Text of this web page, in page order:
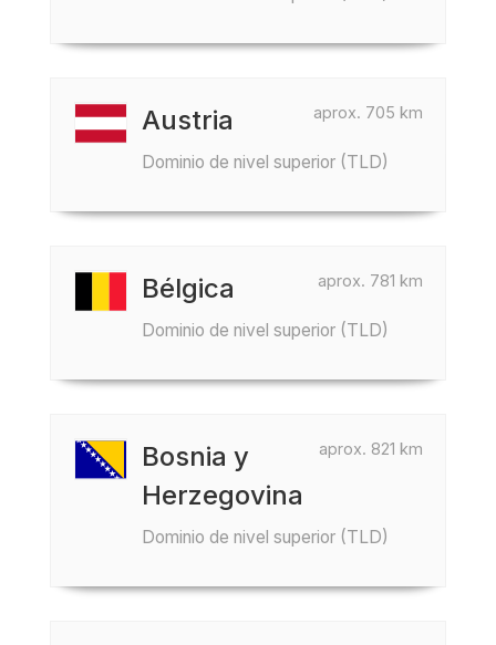
aprox. 705 km
Austria
Dominio de nivel superior (TLD)
aprox. 781 km
Bélgica
Dominio de nivel superior (TLD)
aprox. 821 km
Bosnia y
Herzegovina
Dominio de nivel superior (TLD)